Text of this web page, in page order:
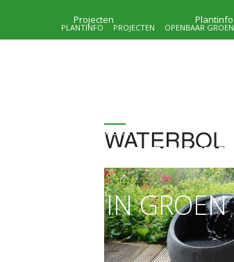
HOVENIERSBEDRIJF
& MOLENVELD
IN GROEN
OPENBAAR GROEN
PROJECTEN
PLANTINFO
Projecten Plantinfo
WATERBOL